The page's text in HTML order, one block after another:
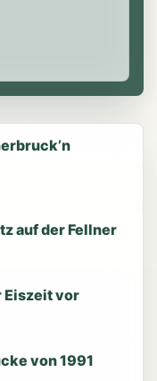
auf der Fellner
Eiszeit vor
von 1991